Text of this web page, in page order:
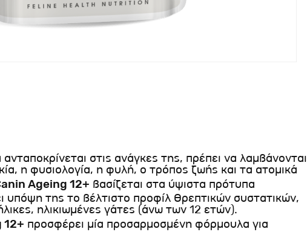
στις ανάγκες της, πρέπει να λαμβάνονται
η φυσιολογία, η φυλή, ο τρόπος ζωής και τα ατομικά
Ageing 12+ βασίζεται στα ύψιστα πρότυπα
υπόψη της το βέλτιστο προφίλ θρεπτικών συστατικών,
ηλικιωμένες γάτες (άνω των 12 ετών).
12+ προσφέρει μία προσαρμοσμένη φόρμουλα για